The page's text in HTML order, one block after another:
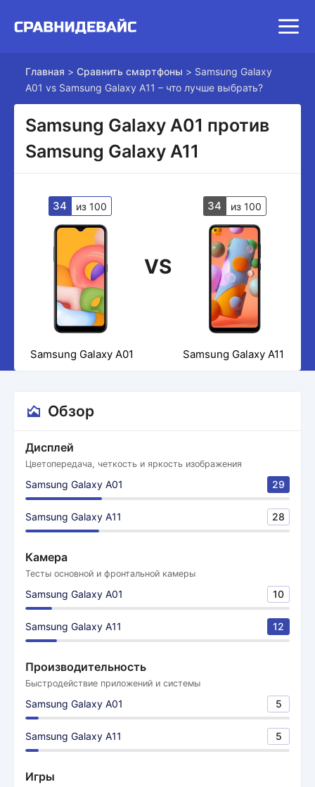
Главная > Сравнить смартфоны > Samsung Galaxy
A01 vs Samsung Galaxy A11 – что лучше выбрать?
Samsung Galaxy A01 против
Samsung Galaxy A11
34 из 100
VS
34 из 100
Samsung Galaxy A01 Samsung Galaxy A11
Обзор
Дисплей
Цветопередача, четкость и яркость изображения
Samsung Galaxy A01 29
Samsung Galaxy A11 28
Камера
Тесты основной и фронтальной камеры
Samsung Galaxy A01 10
Samsung Galaxy A11 12
Производительность
Быстродействие приложений и системы
Samsung Galaxy A01 5
Samsung Galaxy A11 5
Игры